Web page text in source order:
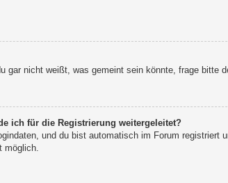
gar nicht weißt, was gemeint sein könnte, frage bitte
ich für die Registrierung weitergeleitet?
und du bist automatisch im Forum registriert
möglich.